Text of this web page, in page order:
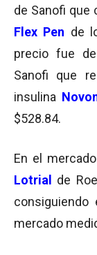
de Sanofi que
Flex Pen de
precio fue
Sanofi que
insulina
$528.84.
En el
Lotrial
de
mercado